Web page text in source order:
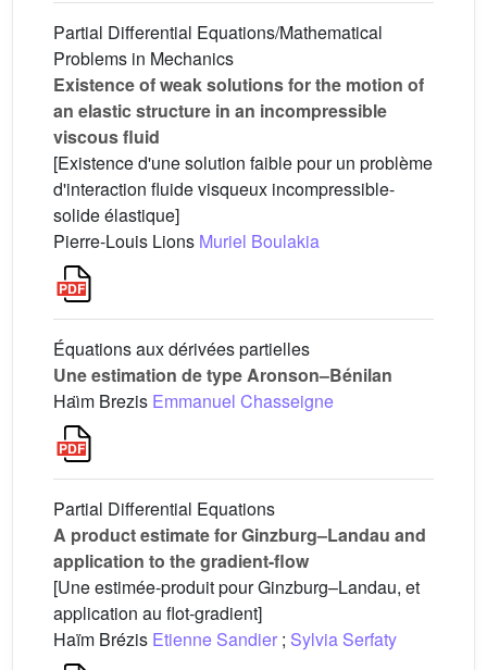
Partial Differential Equations/Mathematical
Problems in Mechanics
Existence of weak solutions for the motion of
an elastic structure in an incompressible
viscous fluid
[Existence d'une solution faible pour un problème
d'interaction fluide visqueux incompressible-
solide élastique]
Pierre-Louis Lions Muriel Boulakia
Équations aux dérivées partielles
Une estimation de type Aronson–Bénilan
Haı̈m Brezis Emmanuel Chasseigne
Partial Differential Equations
A product estimate for Ginzburg–Landau and
application to the gradient-flow
[Une estimée-produit pour Ginzburg–Landau, et
application au flot-gradient]
Haïm Brézis Etienne Sandier ; Sylvia Serfaty